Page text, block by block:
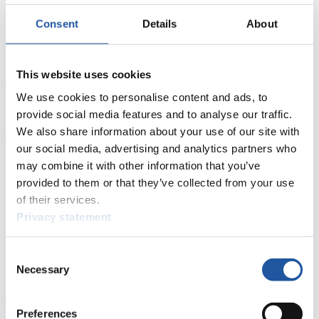
Consent Details About
This website uses cookies
We use cookies to personalise content and ads, to
provide social media features and to analyse our traffic.
We also share information about your use of our site with
our social media, advertising and analytics partners who
may combine it with other information that you’ve
provided to them or that they’ve collected from your use
of their services.
Privacy statement
Selection
Necessary
Preferences
RodelnHighlights YOG Gangwon 2024
Tippspiel
Naturbahn
Zielgruppen Anzeigen
Für Presse- und Medienvertreter
Hier finden Sie Informationen für Presse- und Medienvertreter. Sie
Wettkämpfen. Außerdem können Sie Ihre Medienakkreditierung
beantragen, die Grundregeln des Rennrodelsports einsehen und
>> Weiter